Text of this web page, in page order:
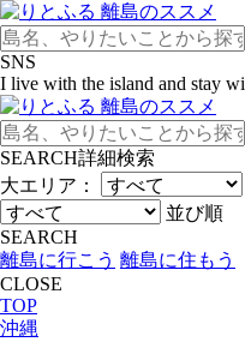
SNS
I live with the island and stay
SEARCH詳細検索
大エリア：
並び順
SEARCH
離島に行こう 離島に住もう
CLOSE
TOP
沖縄